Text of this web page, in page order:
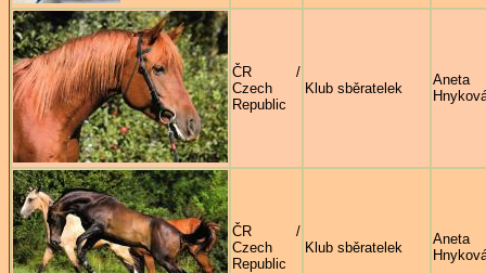
ČR /
Czech
Republic
Klub sběratelek
Aneta
ČR /
Czech
Republic
Klub sběratelek
Aneta